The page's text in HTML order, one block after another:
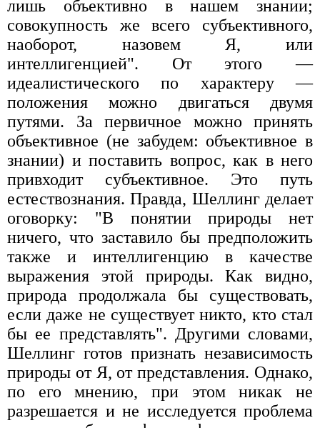
лишь объективно в нашем знании;
совокупность же всего субъективного,
наоборот, назовем Я, или
интеллигенцией". От этого —
идеалистического по характеру —
положения можно двигаться двумя
путями. За первичное можно принять
объективное (не забудем: объективное в
знании) и поставить вопрос, как в него
привходит субъективное. Это путь
естествознания. Правда, Шеллинг делает
оговорку: "В понятии природы нет
ничего, что заставило бы предположить
также и интеллигенцию в качестве
выражения этой природы. Как видно,
природа продолжала бы существовать,
если даже не существует никто, кто стал
бы ее представлять". Другими словами,
Шеллинг готов признать независимость
природы от Я, от представления. Однако,
по его мнению, при этом никак не
разрешается и не исследуется проблема